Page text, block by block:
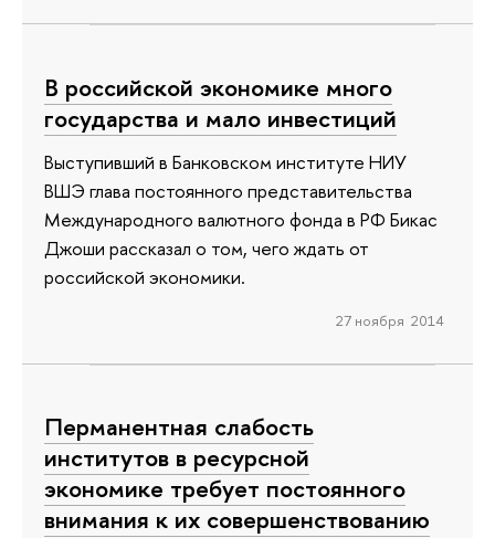
В российской экономике много
государства и мало инвестиций
Выступивший в Банковском институте НИУ
ВШЭ глава постоянного представительства
Международного валютного фонда в РФ Бикас
Джоши рассказал о том, чего ждать от
российской экономики.
27 ноября 2014
Перманентная слабость
институтов в ресурсной
экономике требует постоянного
внимания к их совершенствованию